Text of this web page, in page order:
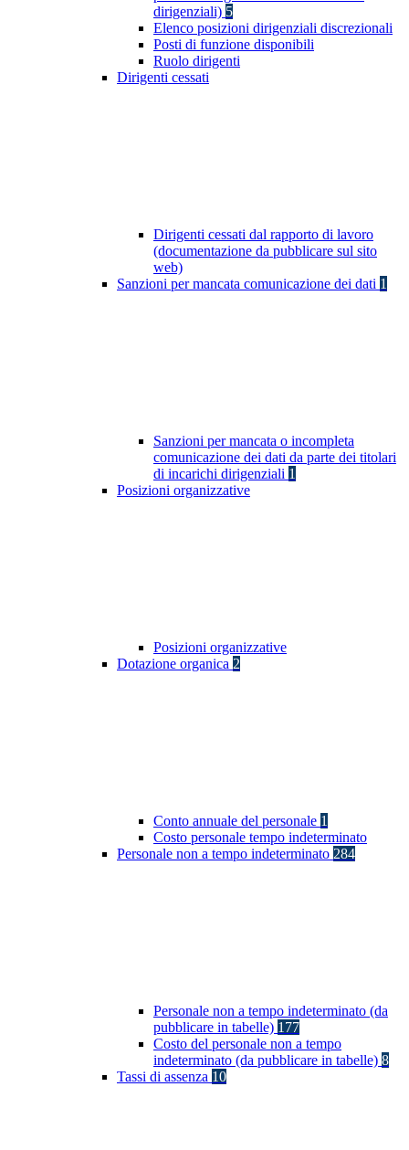
dirigenziali) 5
Elenco posizioni dirigenziali discrezionali
Posti di funzione disponibili
Ruolo dirigenti
Dirigenti cessati
Dirigenti cessati dal rapporto di lavoro
(documentazione da pubblicare sul sito
web)
Sanzioni per mancata comunicazione dei dati 1
Sanzioni per mancata o incompleta
comunicazione dei dati da parte dei titolari
di incarichi dirigenziali 1
Posizioni organizzative
Posizioni organizzative
Dotazione organica 2
Conto annuale del personale 1
Costo personale tempo indeterminato
Personale non a tempo indeterminato 284
Personale non a tempo indeterminato (da
pubblicare in tabelle) 177
Costo del personale non a tempo
indeterminato (da pubblicare in tabelle) 8
Tassi di assenza 10